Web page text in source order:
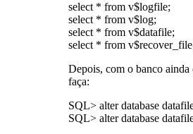
select * from v$logfile;
select * from v$log;
select * from v$datafile;
select * from
Depois, com o banco
faça:
SQL> alter database
SQL> alter database